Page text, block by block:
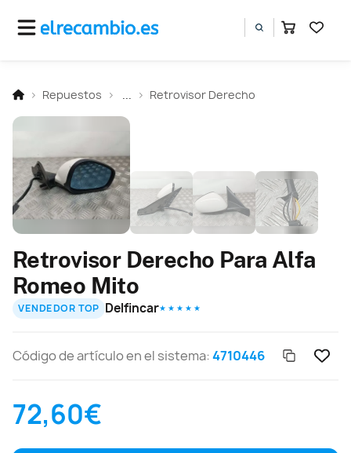
Repuestos Retrovisor Derecho
Retrovisor Derecho Para Alfa
Romeo Mito
VENDEDOR TOP Delfincar★ ★ ★ ★ ★
Código de artículo en el sistema:4710446
72,60€